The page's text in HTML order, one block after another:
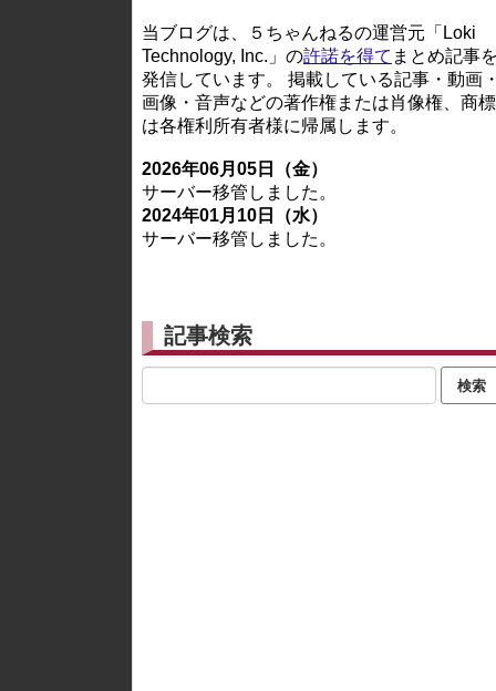
当ブログは、５ちゃんねるの運営元「Loki
Technology, Inc.」の許諾を得て まとめ記事を
発信しています。 掲載している記事・動画・
画像・音声などの著作権または肖像権、商
は各権利所有者様に帰属します。
2026年06月05日（金）
サーバー移管しました。
2024年01月10日（水）
サーバー移管しました。
記事検索